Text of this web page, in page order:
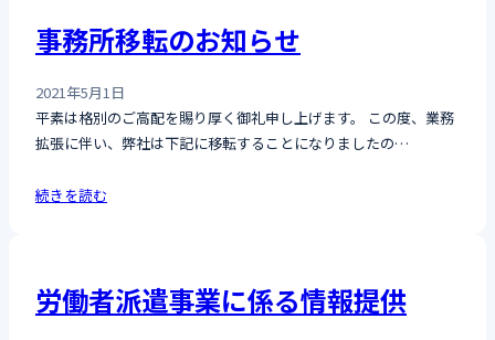
事務所移転のお知らせ
2021年5月1日
平素は格別のご高配を賜り厚く御礼申し上げます。 この度、業務
拡張に伴い、弊社は下記に移転することになりましたの…
続きを読む
労働者派遣事業に係る情報提供